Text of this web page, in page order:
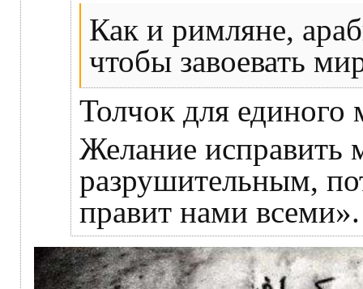
Как и римляне,
чтобы завоевать
Толчок для единого
Желание исправить
разрушительным,
правит нами всеми».